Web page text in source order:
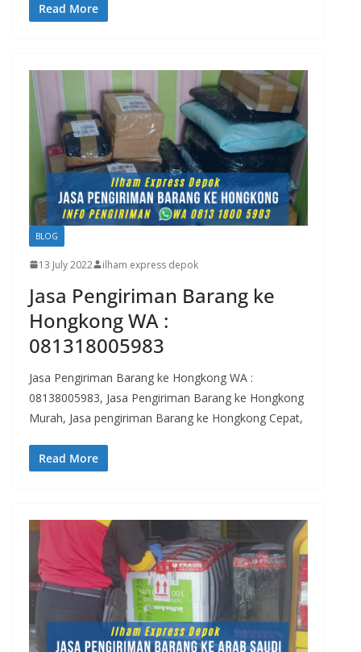
Read More
BLOG
13 July 2022 ilham express depok
Jasa Pengiriman Barang ke
Hongkong WA :
081318005983
Jasa Pengiriman Barang ke Hongkong WA :
08138005983, Jasa Pengiriman Barang ke Hongkong
Murah, Jasa pengiriman Barang ke Hongkong Cepat,
Read More